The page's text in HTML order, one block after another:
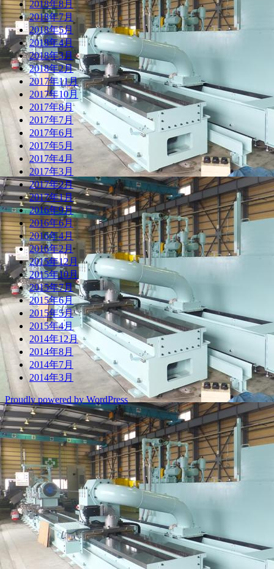
2018年8月
2018年7月
2018年5月
2018年4月
2018年3月
2018年2月
2017年11月
2017年10月
2017年8月
2017年7月
2017年6月
2017年5月
2017年4月
2017年3月
2017年2月
2017年1月
2016年9月
2016年6月
2016年4月
2016年2月
2015年12月
2015年10月
2015年7月
2015年6月
2015年5月
2015年4月
2014年12月
2014年8月
2014年7月
2014年3月
Proudly powered by WordPress